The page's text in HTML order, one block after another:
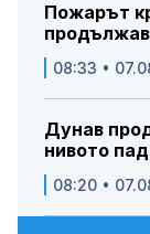
Пожарът
08:33 •
Дунав
нивото
08:20 •